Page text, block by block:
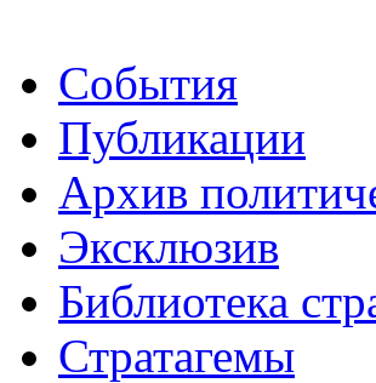
События
Публикации
Архив
Эксклюзив
Библиотека
Стратагемы